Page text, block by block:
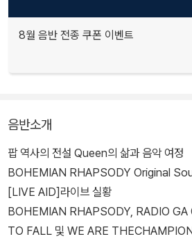
8월 음반 전종 쿠폰 이벤트
음반소개
팝 역사의 전설 Queen의 삶과 음악 여정
BOHEMIAN RHAPSODY Original
[LIVE AID]라이브 실황
BOHEMIAN RHAPSODY, RADIO
TO FALL 및 WE ARE